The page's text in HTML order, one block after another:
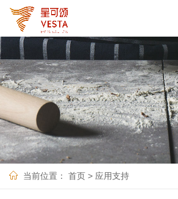
当前位置： 首页 > 应用支持